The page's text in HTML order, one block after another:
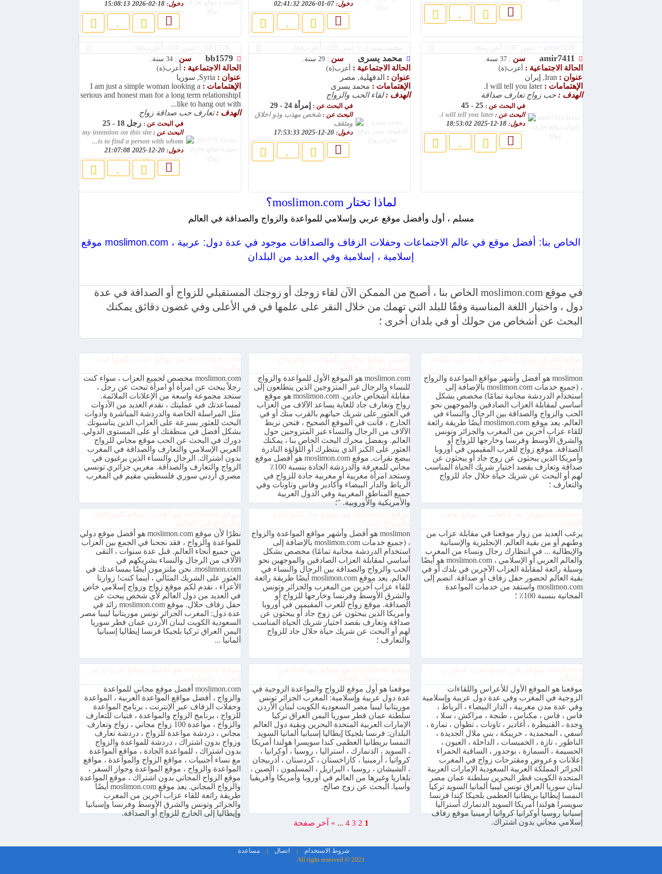
دخول:
دخول: 07-01-2026 02:41:32
bb1579 سن : 34 سنة.
الحالة الاجتماعية : أعزب(ة)
عنوان : Syria, سوريا
الإهتمامات : I am just a simple woman looking a
serious and honest man for a long term relationshipI
like to hang out with...
الهدف :تعارف حب صداقة زواج
في البحث عن : رجل 18 - 25
البحث عن : my intention on this site
is to find a person with whom...
دخول:
محمد يسرى سن : 29 سنة.
الحالة الاجتماعية : أعزب(ة)
عنوان : الدقهلية, مصر
الإهتمامات : محمد يسرى
الهدف :لقاء الحب والزواج
في البحث عن : إمرأة 24 - 29
البحث عن :شخص مهذب وذو اخلاق
ومثقف
دخول:
amir7411 سن : 37 سنة.
الحالة الاجتماعية : أعزب(ة)
عنوان : Iran, إيران
الإهتمامات :I will tell you later.
الهدف : حب زواج تعارف صداقة
في البحث عن :
البحث عن :i will tell you later.
دخول:
لماذا تختار moslimon.com؟
مسلم ، أول وأفضل موقع عربي وإسلامي للمواعدة والزواج والصداقة في العالم
موقع moslimon.com الخاص بنا: أفضل موقع في عالم الاجتماعات وحفلات الزفاف والصداقات موجود في عدة دول: عربية ،
إسلامية ، إسلامية وفي العديد من البلدان
في موقع moslimon.com الخاص بنا ، أصبح من الممكن الآن لقاء زوجك أو زوجتك المستقبلي للزواج أو الصداقة في عدة
دول ، واختيار اللغة المناسبة وفقًا للبلد التي تهمك من خلال النقر على علمها في في الأعلى وفي غضون دقائق يمكنك
البحث عن أشخاص من حولك أو في بلدان أخرى ؛
moslimon.com مخصص لجميع العزاب ، سواء كنت
رجلاً يبحث عن امرأة أو امرأة تبحث عن رجل ،
ستجد مجموعة واسعة من الإعلانات الملائمة.
لمساعدتك في عمليتك ، نقدم العديد من الأدوات
مثل المراسلة الخاصة والدردشة المباشرة وأدوات
البحث للعثور بسرعة على العزاب الذين يناسبونك
بشكل أفضل في منطقتك أو على المستوى الدولي.
دورك في البحث عن الحب موقع مجاني للزواج
العربي الإسلامي والتعارف والصداقة في المغرب
بدون اشتراك. الرجال والنساء الذين يرغبون في
الزواج والتعارف والصداقة. مغربي جزائري تونسي
مصري أردني سوري فلسطيني مقيم في المغرب
moslimon.com هو الموقع الأول للمواعدة والزواج
للنساء والرجال غير المتزوجين الذين يتطلعون إلى
مقابلة أشخاص جادين. moslimon.com هو موقع
زواج وتعارف جاد للغاية يساعد الآلاف من العزاب
في العثور على شريك حياتهم بالقرب منك أو في
الخارج ، فأنت في الموقع الصحيح ، فنحن نربط
الآلاف من الرجال والنساء غير المتزوجين حول
العالم. وبفضل محرك البحث الخاص بنا ، يمكنك
العثور على الكنز الذي ينتظرك أو اللؤلؤة النادرة
ببضع نقرات. موقع moslimon.com هو أفضل موقع
مجاني للمعرفة والدردشة الجادة بنسبة 100٪
وستجد امرأة مغربية أو مغربية جادة للزواج في
الرباط والدار البيضاء وأكادير وفاس وتاونات وفي
جميع المناطق المغربية وفي الدول العربية
والأمريكية والأوروبية. "؛
moslimon هو أفضل وأشهر مواقع المواعدة والزواج
، (جميع خدمات moslimon.com بالإضافة إلى
استخدام الدردشة مجانية تمامًا) مخصص بشكل
أساسي لمقابلة العزاب الصادقين والموجهين نحو
الحب والزواج والصداقة بين الرجال والنساء في
العالم. يعد موقع moslimon.com أيضًا طريقة رائعة
للقاء عزاب آخرين من المغرب والجزائر وتونس
والشرق الأوسط وفرنسا وخارجها للزواج أو
الصداقة. موقع زواج للعرب المقيمين في أوروبا
وأمريكا الذين يبحثون عن زوج جاد أو يبحثون عن
صداقة وتعارف بقصد اختيار شريك الحياة المناسب
لهم أو البحث عن شريك حياة حلال جاد للزواج
والتعارف ؛
نظرًا لأن موقع moslimon.com هو أفضل موقع دولي
للمواعدة والزواج ، فقد نجحنا في الجمع بين العزاب
من جميع أنحاء العالم. قبل عدة سنوات ، التقى
الآلاف من الرجال والنساء بشريكهم في
moslimon.com. نحن ملتزمون أيضًا بمساعدتك في
العثور على الشريك المثالي ، أينما كنت! زوارنا
الأعزاء ، نقدم لكم موقع زواج وزواج إسلامي خاص
في العديد من دول العالم لأي شخص يبحث عن
حفل زفاف حلال. موقع moslimon.com رائد في
عدة دول: المغرب الجزائر تونس موريتانيا ليبيا مصر
السعودية الكويت لبنان الأردن عمان قطر سوريا
اليمن العراق تركيا بلجيكا فرنسا إيطاليا إسبانيا
ألمانيا ...
moslimon هو أفضل وأشهر مواقع المواعدة والزواج
، (جميع خدمات moslimon.com بالإضافة إلى
استخدام الدردشة مجانية تمامًا) مخصص بشكل
أساسي لمقابلة العزاب الصادقين والموجهين نحو
الحب والزواج والصداقة بين الرجال والنساء في
العالم. يعد موقع moslimon.com أيضًا طريقة رائعة
للقاء عزاب آخرين من المغرب والجزائر وتونس
والشرق الأوسط وفرنسا وخارجها للزواج أو
الصداقة. موقع زواج للعرب المقيمين في أوروبا
وأمريكا الذين يبحثون عن زوج جاد أو يبحثون عن
صداقة وتعارف بقصد اختيار شريك الحياة المناسب
لهم أو البحث عن شريك حياة حلال جاد للزواج
والتعارف ؛
يرغب العديد من زوار موقعنا في مقابلة عزاب من
وطنهم أو من بقية العالم. الإنجليزية والإسبانية
والإيطالية ... في انتظارك رجال ونساء من المغرب
والعالم العربي أو الإسلامي ، moslimon.com هو أيضًا
وسيلة رائعة لمقابلة العزاب الآخرين في بلدك أو في
بقية العالم لحضور حفل زفاف أو صداقة. انضم إلى
moslimon.com واستفد من خدمات المواعدة
المجانية بنسبة 100٪ ؛
moslimon.com أفضل موقع مجاني للمواعدة
والزواج ، أفضل مواقع المواعدة العربية ، المواعدة
وحفلات الزفاف عبر الإنترنت ، برنامج المواعدة
للزواج ، برنامج الزواج والمواعدة ، فتيات للتعارف
والزواج ، مواعدة 100 زواج مجاني ، زواج وتعارف
مجاني ، دردشة مواعدة للزواج ، دردشة تعارف
وزواج بدون اشتراك ، دردشة للمواعدة والزواج
بدون اشتراك ، للمواعدة الجادة ، مواقع المواعدة
مع نساء أجنبيات ، مواقع الزواج والمواعدة ، مواقع
المواعدة والزواج ، موقع المواعدة وجواز السفر ،
موقع الزواج المجاني بدون اشتراك ، موقع المواعدة
والزواج المجاني. يعد موقع moslimon.com أيضًا
طريقة رائعة للقاء عزاب آخرين من المغرب
والجزائر وتونس والشرق الأوسط وفرنسا وإسبانيا
وإيطاليا إلى الخارج للزواج أو الصداقة.
موقعنا هو أول موقع للزواج والمواعدة الزوجية في
عدة دول عربية وإسلامية: المغرب الجزائر تونس
موريتانيا ليبيا مصر السعودية الكويت لبنان الأردن
سلطنة عمان قطر سوريا اليمن العراق تركيا
الإمارات العربية المتحدة البحرين وبقية دول العالم
البلدان: فرنسا بلجيكا إيطاليا إسبانيا ألمانيا السويد
النمسا بريطانيا العظمى كندا سويسرا هولندا أمريكا
، السويد ، الدنمارك ، أستراليا ، روسيا ، أوكرانيا ،
كرواتيا ، أرمينيا ، كازاخستان ، كردستان ، أذربيجان
، الشيشان ، روسيا ، البرازيل ، المسلمون ، الصين ،
بلغاريا وغيرها من العالم في أوروبا وأمريكا وأفريقيا
وآسيا. البحث عن زوج صالح.
موقعنا هو الموقع الأول للأعراس واللقاءات
الزوجية في المغرب وفي عدة دول عربية وإسلامية
وفي عدة مدن مغربية ، الدار البيضاء ، الرباط ،
فاس ، فاس ، مكناس ، طنجة ، مراكش ، سلا ،
وجدة ، القنيطرة ، أغادير ، تاونات ، تطوان ، تمارة ،
آسفي ، المحمدية ، خريبكة ، بني ملال الجديدة ،
الناظور ، تازة ، الخميسات ، الداخلة ، العيون ،
الحسيمة ، السمارة ، بوجدور ، الساقية الحمراء
إعلانات وعروض ومقترحات زواج في المغرب
الجزائر المملكة العربية السعودية الإمارات العربية
المتحدة الكويت قطر البحرين سلطنة عمان مصر
لبنان سوريا العراق تونس ليبيا ألمانيا السويد تركيا
النمسا إيطاليا بريطانيا العظمى بلجيكا كندا فرنسا
سويسرا هولندا أمريكا السويد الدنمارك أستراليا
إسبانيا روسيا أوكرانيا كرواتيا أرمينيا موقع زفاف
إسلامي مجاني بدون اشتراك.
1
2
3
4
...
» آخر صفحة
شروط الاستخدام اتصال مساعدة
All right reserved © 2021